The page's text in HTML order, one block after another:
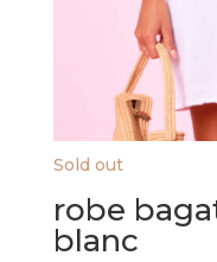
Sold out
robe
blanc